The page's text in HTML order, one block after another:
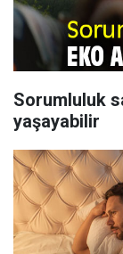
Sorumluluk
yaşayabilir